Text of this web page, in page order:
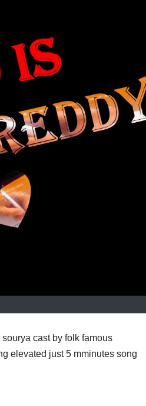
cast by folk famous
elevated just 5 mminutes song